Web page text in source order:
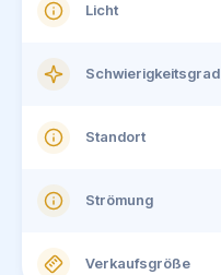
Licht
Schwierigkeitsgrad
Standort
Strömung
Verkaufsgröße